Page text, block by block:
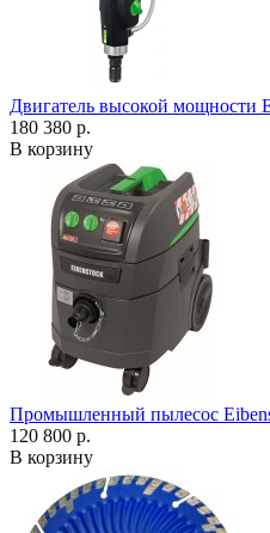
Двигатель высокой мощности
180 380 р.
В корзину
Промышленный пылесос
120 800 р.
В корзину